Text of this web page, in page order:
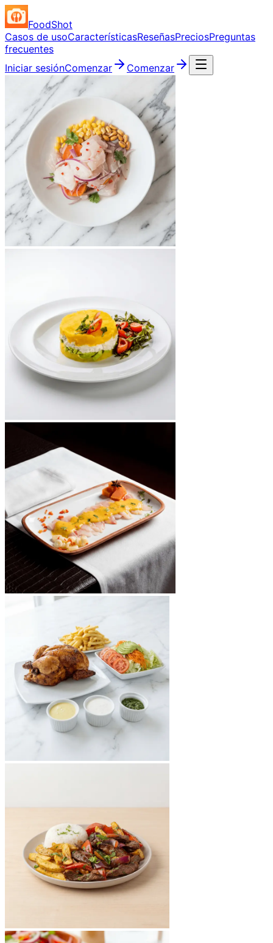
FoodShot
Casos de usoCaracterísticasReseñasPreciosPreguntas
frecuentes
Iniciar sesiónComenzar Comenzar